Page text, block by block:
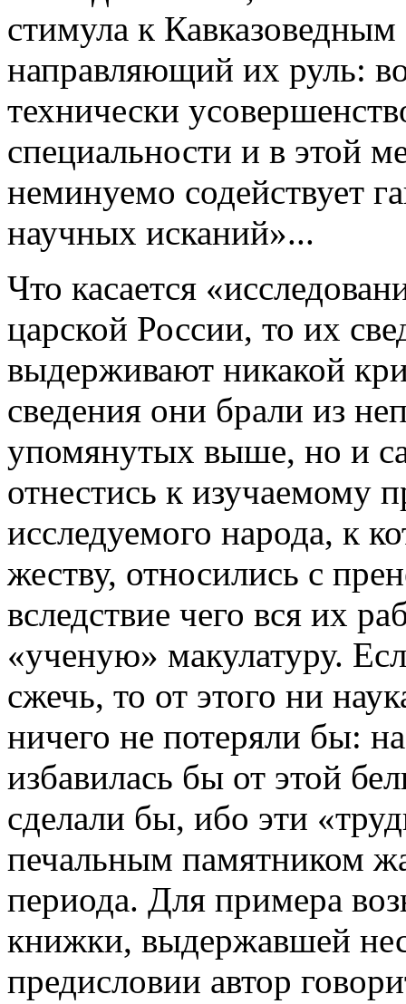
стимула к
направ­ляющий их руль:
технически
специальности и в этой
неминуемо содействует
научных исканий»...
Что касается
цар­ской России, то их
выдерживают никакой
сведения они брали из
упомянутых выше, но и
отнестись к изучаемому
исследуемого народа, к
жеству, относились с
вследствие чего вся их
«ученую» макулатуру.
сжечь, то от этого ни
ничего не потеряли бы:
избавилась бы от этой
сделали бы, ибо эти
печальным памятником
периода. Для при­мера
книжки, выдержавшей
предисловии автор